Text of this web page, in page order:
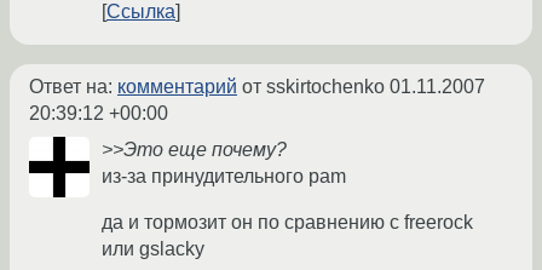
Ссылка
Ответ на: комментарий от sskirtochenko 01.11.2007
20:39:12 +00:00
>>Это еще почему?
из-за принудительного pam
да и тормозит он по сравнению с freerock
или gslacky